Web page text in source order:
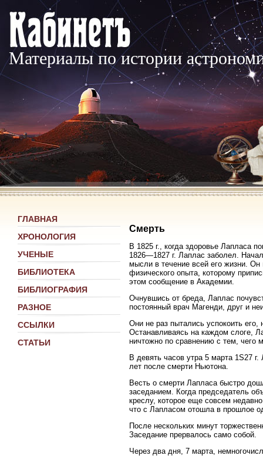
Материалы по истории
ГЛАВНАЯ
ХРОНОЛОГИЯ
УЧЕНЫЕ
БИБЛИОТЕКА
БИБЛИОГРАФИЯ
РАЗНОЕ
ССЫЛКИ
СТАТЬИ
Смерть
В 1825 г., когда здоровье Лапласа
1826—1827 г. Лаплас заболел.
мысли в течение всей его жизни. Он
физического опыта, которому
этом сообщение в Академии.
Очнувшись от бреда, Лаплас
постоянный врач Магенди, друг и
Они не раз пытались успокоить
Останавливаясь на каждом слоге,
ничтожно по сравнению с тем, чего
В девять часов утра 5 марта 1S27
лет после смерти Ньютона.
Весть о смерти Лапласа быстро
заседанием. Когда председатель
креслу, которое еще совсем
что с Лапласом отошла в прошлое
После нескольких минут
Заседание прервалось само собой.
Через два дня, 7 марта,